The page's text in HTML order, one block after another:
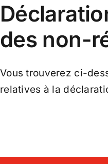
des non-
Vous trouverez ci-
relatives à la